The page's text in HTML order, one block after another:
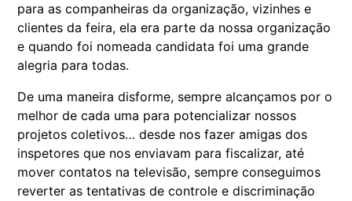
para as companheiras da organização, vizinhes e
clientes da feira, ela era parte da nossa organização
e quando foi nomeada candidata foi uma grande
alegria para todas.
De uma maneira disforme, sempre alcançamos por o
melhor de cada uma para potencializar nossos
projetos coletivos… desde nos fazer amigas dos
inspetores que nos enviavam para fiscalizar, até
mover contatos na televisão, sempre conseguimos
reverter as tentativas de controle e discriminação